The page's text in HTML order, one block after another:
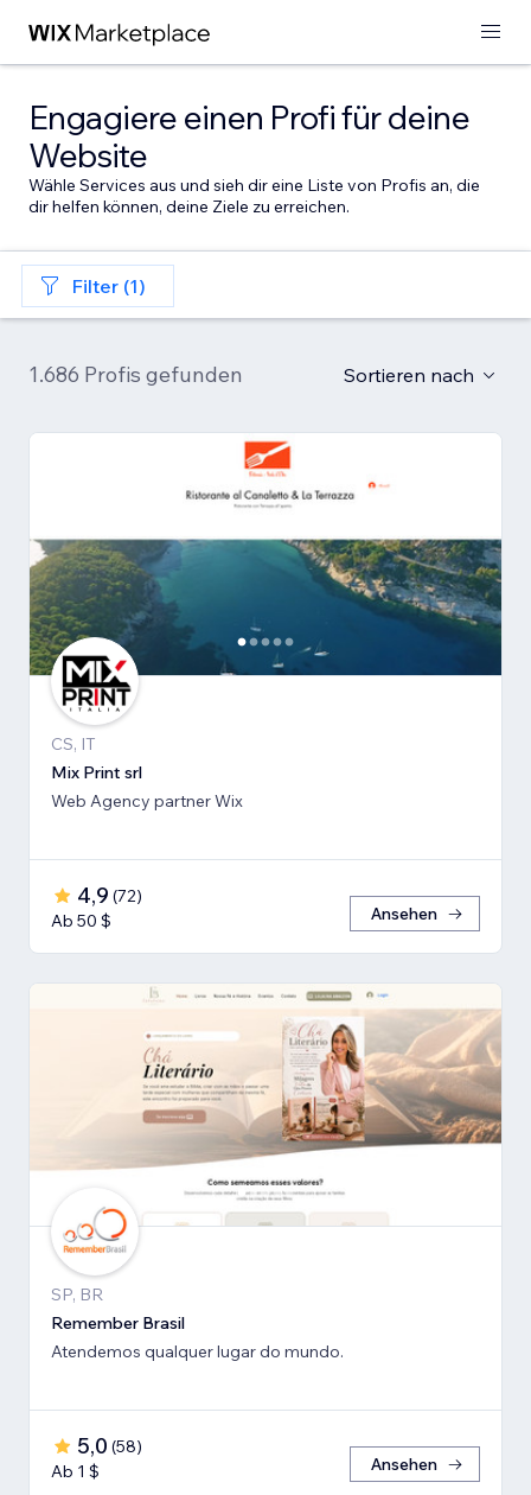
Engagiere einen Profi für deine
Website
Wähle Services aus und sieh dir eine Liste von Profis an, die
dir helfen können, deine Ziele zu erreichen.
Filter (1)
1.686 Profis gefunden Sortieren nach
CS, IT
Mix Print srl
Web Agency partner Wix
4,9 (72)
Ab 50 $
Ansehen
SP, BR
Remember Brasil
Atendemos qualquer lugar do mundo.
5,0 (58)
Ab 1 $
Ansehen